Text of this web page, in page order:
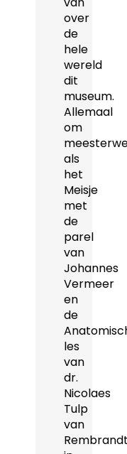
over
de
hele
wereld
dit
museum.
Allemaal
om
als
het
Meisje
met
de
parel
van
Johannes
Vermeer
en
de
les
van
dr.
Nicolaes
Tulp
van
Rembrandt